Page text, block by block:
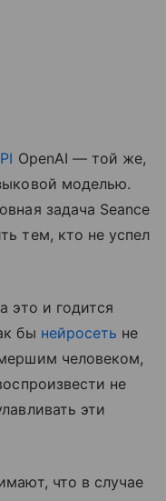
OpenAI — той же,
моделью.
задача Seance
тем, кто не успел
это и годится
бы нейросеть не
человеком,
не
эти
что в случае